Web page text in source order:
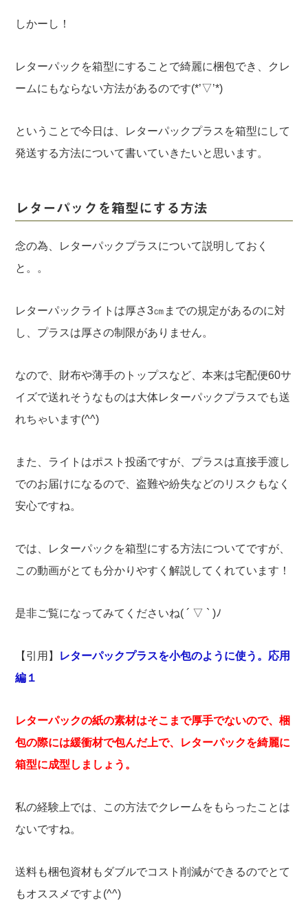
しかーし！
レターパックを箱型にすることで綺麗に梱包でき、クレ
ームにもならない方法があるのです(*’▽’*)
ということで今日は、レターパックプラスを箱型にして
発送する方法について書いていきたいと思います。
レターパックを箱型にする方法
念の為、レターパックプラスについて説明しておく
と。。
レターパックライトは厚さ3㎝までの規定があるのに対
し、プラスは厚さの制限がありません。
なので、財布や薄手のトップスなど、本来は宅配便60サ
イズで送れそうなものは大体レターパックプラスでも送
れちゃいます(^^)
また、ライトはポスト投函ですが、プラスは直接手渡し
でのお届けになるので、盗難や紛失などのリスクもなく
安心ですね。
では、レターパックを箱型にする方法についてですが、
この動画がとても分かりやすく解説してくれています！
是非ご覧になってみてくださいね( ´ ▽ ` )ﾉ
【引用】 レターパックプラスを小包のように使う。応用
編１
レターパックの紙の素材はそこまで厚手でないので、梱
包の際には緩衝材で包んだ上で、レターパックを綺麗に
箱型に成型しましょう。
私の経験上では、この方法でクレームをもらったことは
ないですね。
送料も梱包資材もダブルでコスト削減ができるのでとて
もオススメですよ(^^)